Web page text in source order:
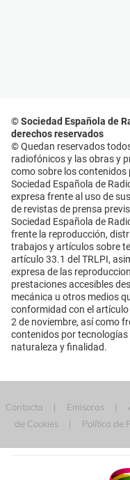
© Sociedad Española de
derechos reservados
© Quedan reservados
radiofónicos y las obras y
como sobre los
Sociedad Española de
expresa frente al uso de
de revistas de prensa
Sociedad Española de
frente la reproducción,
trabajos y artículos sobre
artículo 33.1 del TRLPI,
expresa de las
prestaciones accesibles
mecánica u otros medios
conformidad con el artículo
2 de noviembre, así como
contenidos por tecnologías
naturaleza y finalidad.
Contacta Emisoras
de Cookies
Política de